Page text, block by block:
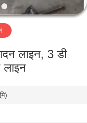
लाइन, 3 डी
लाइन